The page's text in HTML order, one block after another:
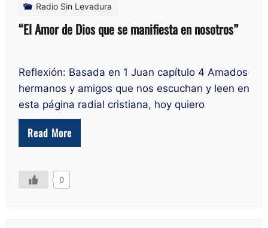
Radio Sin Levadura
“El Amor de Dios que se manifiesta en nosotros”
Reflexión: Basada en 1 Juan capítulo 4 Amados
hermanos y amigos que nos escuchan y leen en
esta página radial cristiana, hoy quiero
Read More
0